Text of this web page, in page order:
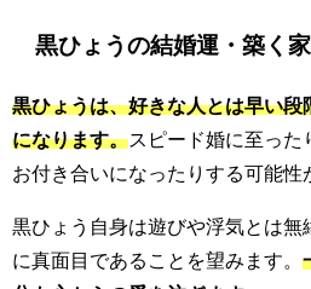
黒ひょうの結婚運・築く
黒ひょうは、好きな人とは早い段
になります。スピード婚に至った
お付き合いになったりする可能性
黒ひょう自身は遊びや浮気とは無
に真面目であることを望みます。